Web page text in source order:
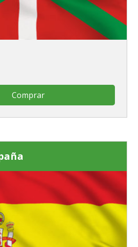
Comprar